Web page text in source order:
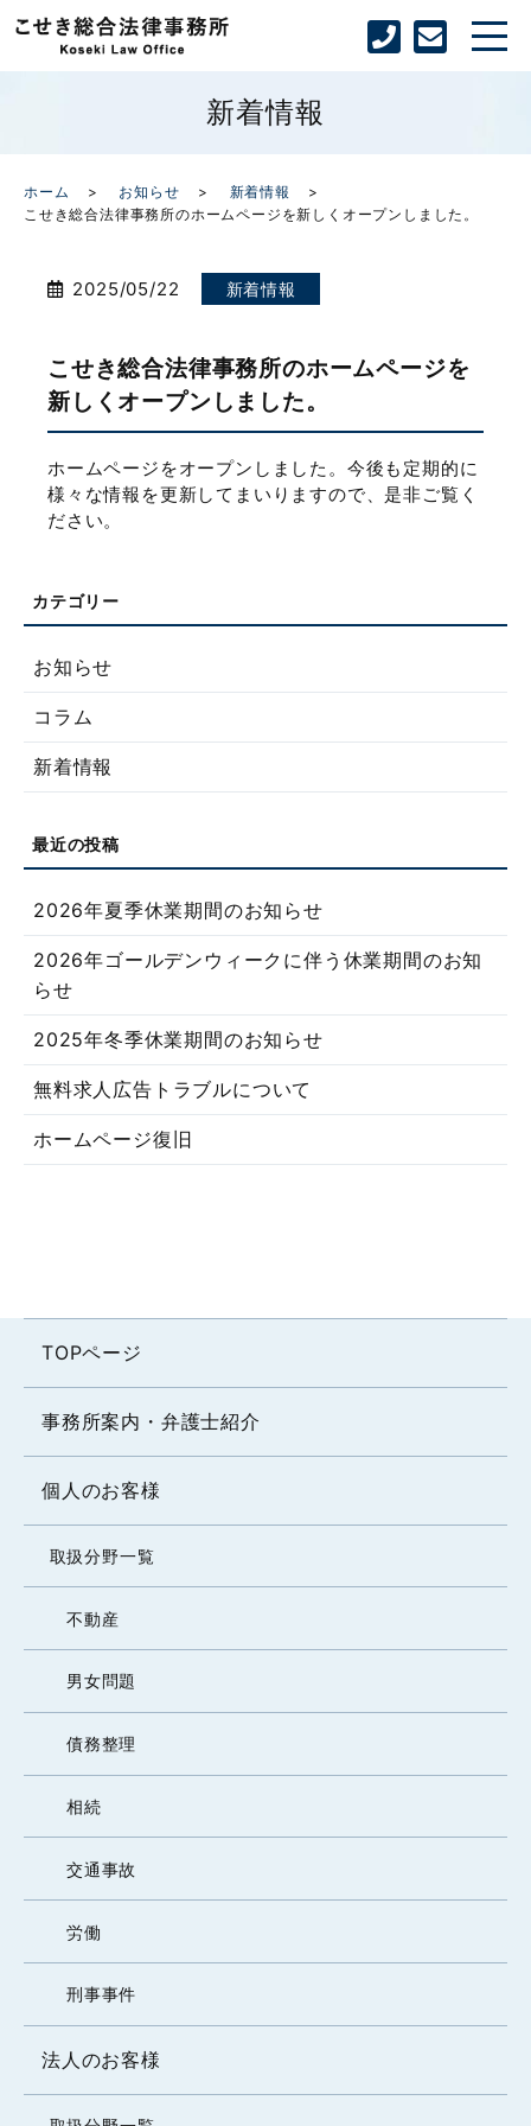
新着情報
ホーム お知らせ
新着情報
こせき総合法律事務所のホームページを新しくオープンしました。
2025/05/22 新着情報
こせき総合法律事務所のホームページを
新しくオープンしました。
ホームページをオープンしました。今後も定期的に
様々な情報を更新してまいりますので、是非ご覧く
ださい。
お知らせ
コラム
新着情報
2026年夏季休業期間のお知らせ
2026年ゴールデンウィークに伴う休業期間のお知
らせ
2025年冬季休業期間のお知らせ
無料求人広告トラブルについて
ホームページ復旧
TOPページ
事務所案内・弁護士紹介
個人のお客様
取扱分野一覧
不動産
男女問題
債務整理
相続
交通事故
労働
刑事事件
法人のお客様